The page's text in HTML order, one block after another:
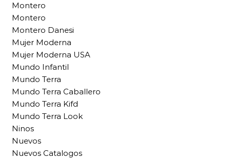
Montero
Montero
Montero Danesi
Mujer Moderna
Mujer Moderna USA
Mundo Infantil
Mundo Terra
Mundo Terra Caballero
Mundo Terra Kifd
Mundo Terra Look
Ninos
Nuevos
Nuevos Catalogos